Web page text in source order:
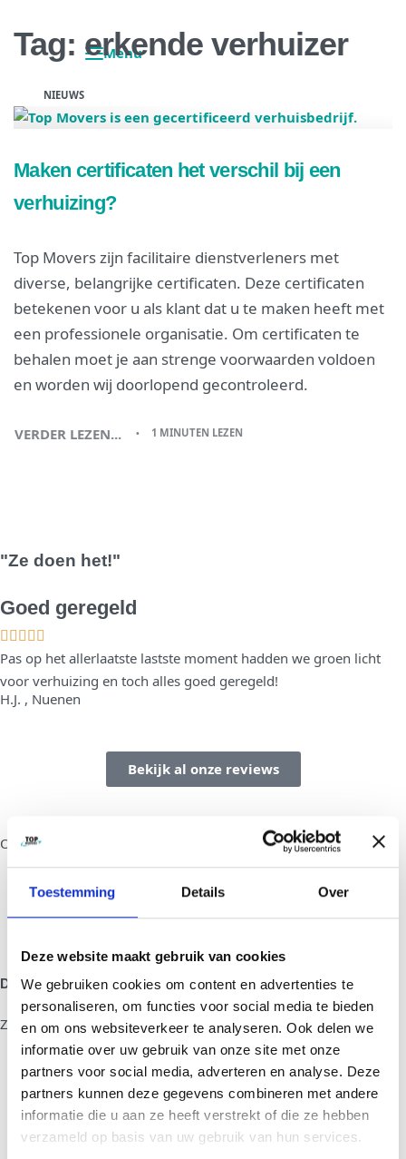
Toestemming Details Over
Deze website maakt gebruik van cookies
We gebruiken cookies om content en advertenties te
personaliseren, om functies voor social media te bieden
en om ons websiteverkeer te analyseren. Ook delen we
informatie over uw gebruik van onze site met onze
partners voor social media, adverteren en analyse. Deze
partners kunnen deze gegevens combineren met andere
informatie die u aan ze heeft verstrekt of die ze hebben
verzameld op basis van uw gebruik van hun services.
Tag: erkende verhuizer
NIEUWS
Maken certificaten het verschil bij een
verhuizing?
Top Movers zijn facilitaire dienstverleners met
diverse, belangrijke certificaten. Deze certificaten
betekenen voor u als klant dat u te maken heeft met
een professionele organisatie. Om certificaten te
behalen moet je aan strenge voorwaarden voldoen
en worden wij doorlopend gecontroleerd.
VERDER LEZEN... 1 MINUTEN LEZEN
"Ze doen het!"
Goed geregeld
Pas op het allerlaatste lastste moment hadden we groen licht
voor verhuizing en toch alles goed geregeld!
H.J. , Nuenen
Bekijk al onze reviews
OVER ONS
Top Movers
Vacatures
Duurzaamheid
Diensten
ZAKELIJK
Verhuisregisseur
Handyman service
ICT-verhuisservice
Internationale verhuizing
Gecertificeerd verhuizen